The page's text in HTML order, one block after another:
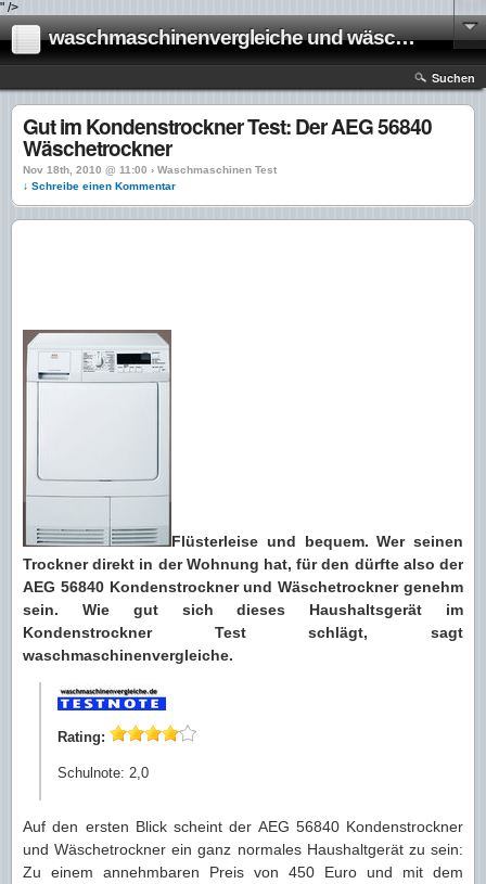
" />
waschmaschinenvergleiche und wäschetrockner vergleiche
Suchen
Gut im Kondenstrockner Test: Der AEG 56840
Wäschetrockner
Nov 18th, 2010 @ 11:00 › Waschmaschinen Test
↓ Schreibe einen Kommentar
Flüsterleise und bequem. Wer seinen
Trockner direkt in der Wohnung hat, für den dürfte also der
AEG 56840 Kondenstrockner und Wäschetrockner genehm
sein. Wie gut sich dieses Haushaltsgerät im
Kondenstrockner Test schlägt, sagt
waschmaschinenvergleiche.
Rating:
Schulnote: 2,0
Auf den ersten Blick scheint der AEG 56840 Kondenstrockner
und Wäschetrockner ein ganz normales Haushaltgerät zu sein:
Zu einem annehmbaren Preis von 450 Euro und mit dem